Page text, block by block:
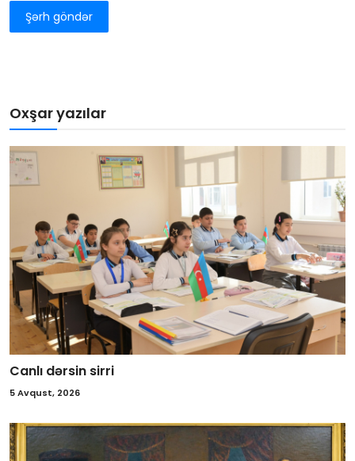
Şərh göndər
Oxşar yazılar
Canlı dərsin sirri
5 Avqust, 2026